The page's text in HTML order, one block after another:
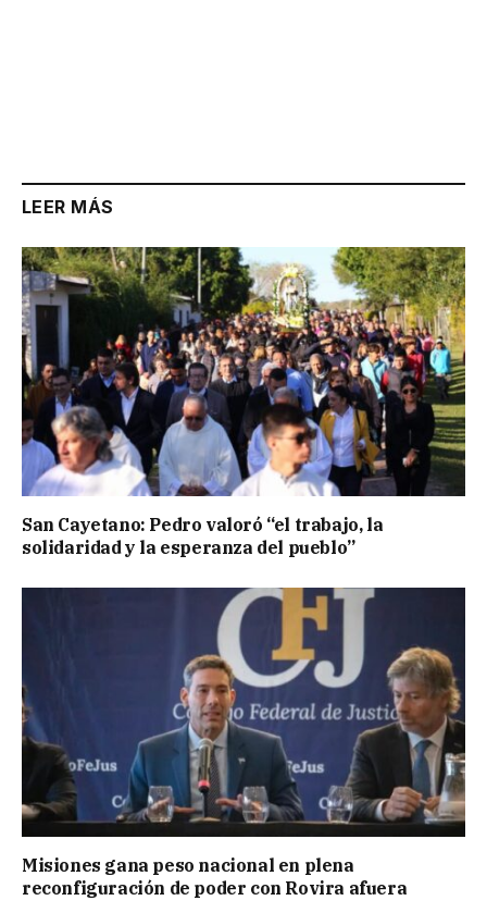
LEER MÁS
San Cayetano: Pedro valoró “el trabajo, la
solidaridad y la esperanza del pueblo”
Misiones gana peso nacional en plena
reconfiguración de poder con Rovira afuera